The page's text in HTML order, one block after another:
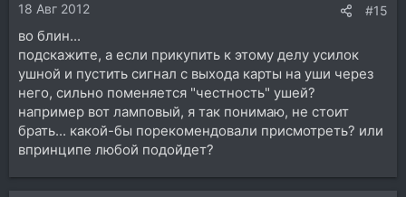
18 Авг 2012 #15
во блин...
подскажите, а если прикупить к этому делу усилок
ушной и пустить сигнал с выхода карты на уши через
него, сильно поменяется "честность" ушей?
например вот ламповый, я так понимаю, не стоит
брать... какой-бы порекомендовали присмотреть? или
впринципе любой подойдет?